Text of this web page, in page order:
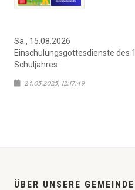
Sa., 15.08.2026
Einschulungsgottesdienste des 1.
Schuljahres
24.05.2025, 12:17:49
ÜBER UNSERE GEMEINDE